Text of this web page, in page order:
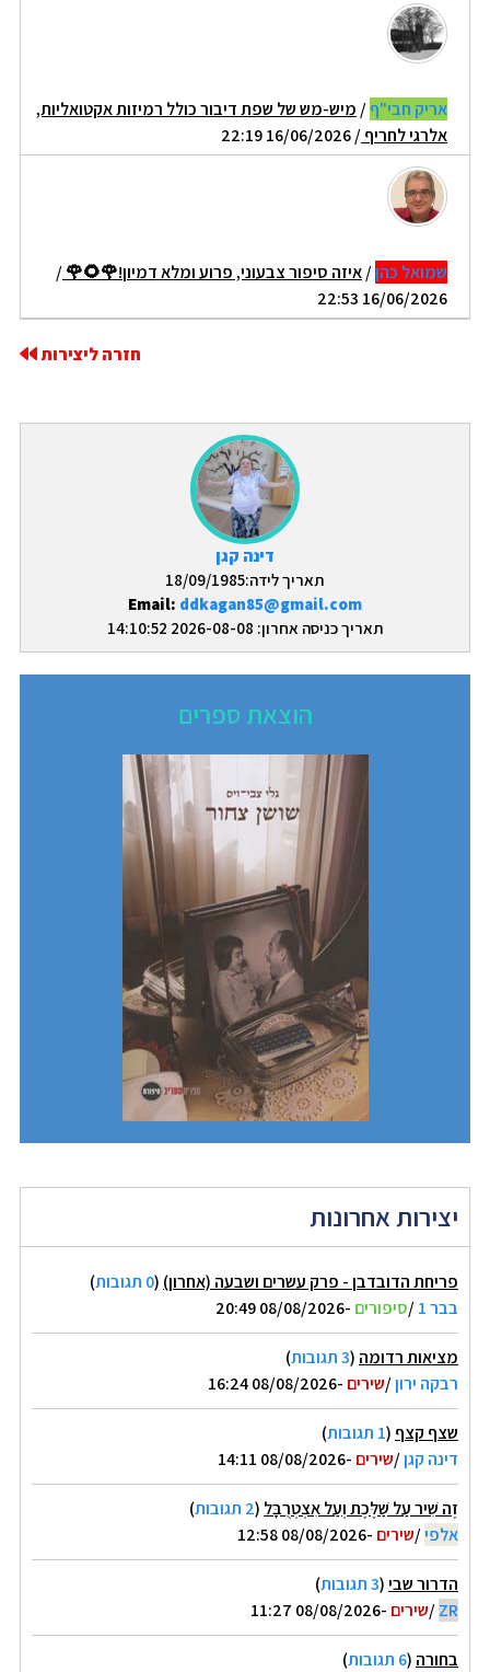
דינה קגן
תאריך לידה:18/09/1985
Email: ddkagan85@gmail.com
תאריך כניסה אחרון: 2026-08-08 14:10:52
הוצאת ספרים
יצירות אחרונות
פריחת הדובדבן - פרק עשרים ושבעה (אחרון) (0 תגובות
)
בבר 1
/סיפורים -08/08/2026 20:49
מציאות רדומה (3 תגובות
)
רבקה ירון/שירים -08/08/2026 16:24
שצף קצף (1 תגובות
)
דינה קגן/שירים -08/08/2026 14:11
זֶה שִׁיר עַל שַׁלֶּכֶת וְעַל אִצְטְרֻבָּל (2 תגובות
)
אלפי/שירים -08/08/2026 12:58
הדרור שבי(3 תגובות
)
ZR
/שירים -08/08/2026 11:27
בחורה (6 תגובות
)
אריק חבי"ף/ מיש-מש של שפת דיבור כולל רמיזות אקטואליות,
אלרגי לחריף/ 16/06/2026 22:19
שמואל כהן/איזה סיפור צבעוני, פרוע ומלא דמיון!🌹🌻🌹/
16/06/2026 22:53
חזרה ליצירות